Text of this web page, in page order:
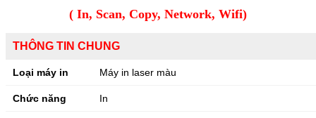
( In, Scan, Copy, Network, Wifi)
THÔNG TIN CHUNG
Loại máy in Máy in laser màu
Chức năng In